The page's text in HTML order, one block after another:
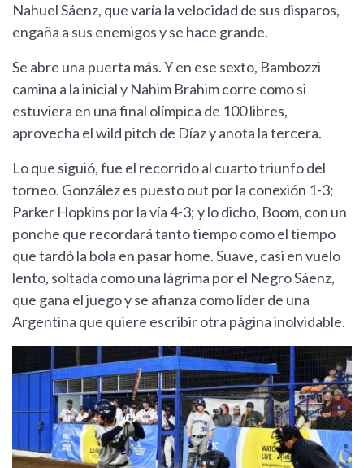
Nahuel Sáenz, que varía la velocidad de sus disparos,
engaña a sus enemigos y se hace grande.
Se abre una puerta más. Y en ese sexto, Bambozzi
camina a la inicial y Nahim Brahim corre como si
estuviera en una final olímpica de 100 libres,
aprovecha el wild pitch de Díaz y anota la tercera.
Lo que siguió, fue el recorrido al cuarto triunfo del
torneo. González es puesto out por la conexión 1-3;
Parker Hopkins por la vía 4-3; y lo dicho, Boom, con un
ponche que recordará tanto tiempo como el tiempo
que tardó la bola en pasar home. Suave, casi en vuelo
lento, soltada como una lágrima por el Negro Sáenz,
que gana el juego y se afianza como líder de una
Argentina que quiere escribir otra página inolvidable.